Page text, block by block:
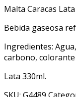
Malta Caracas Lata
Bebida gaseosa
Ingredientes:
carbono,
Lata 330ml.